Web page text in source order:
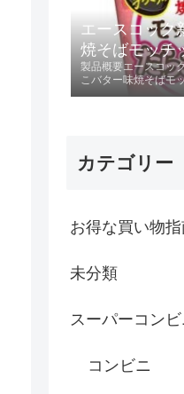
エースコック
焼そばモッチ
売！
製品概要エースコッ
こバター味焼そばモ
カテゴリー
お得な買い物指
未分類
スーパーコンビ
コンビニ